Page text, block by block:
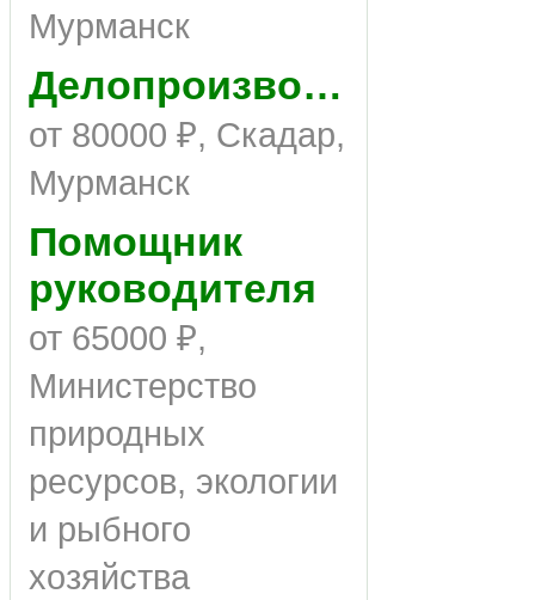
Мурманск
Делопроизводитель
от 80000 ₽, Скадар,
Мурманск
Помощник
руководителя
от 65000 ₽,
Министерство
природных
ресурсов, экологии
и рыбного
хозяйства